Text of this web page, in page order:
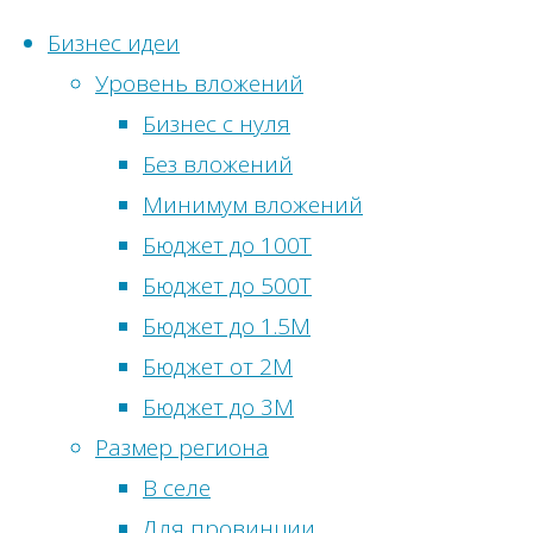
содержимому
Бизнес идеи
Уровень вложений
Бизнес с нуля
Без вложений
Минимум вложений
Бюджет до 100Т
Бюджет до 500Т
Бюджет до 1.5М
Бюджет от 2М
Бюджет до 3М
Размер региона
В селе
Главная
Бизнес
идеи
Бизнес-
идея:
Автомат
по
продаже
шаров
Метки
Бизнес
идеи
без
вложений
Бизнес
идеи
в